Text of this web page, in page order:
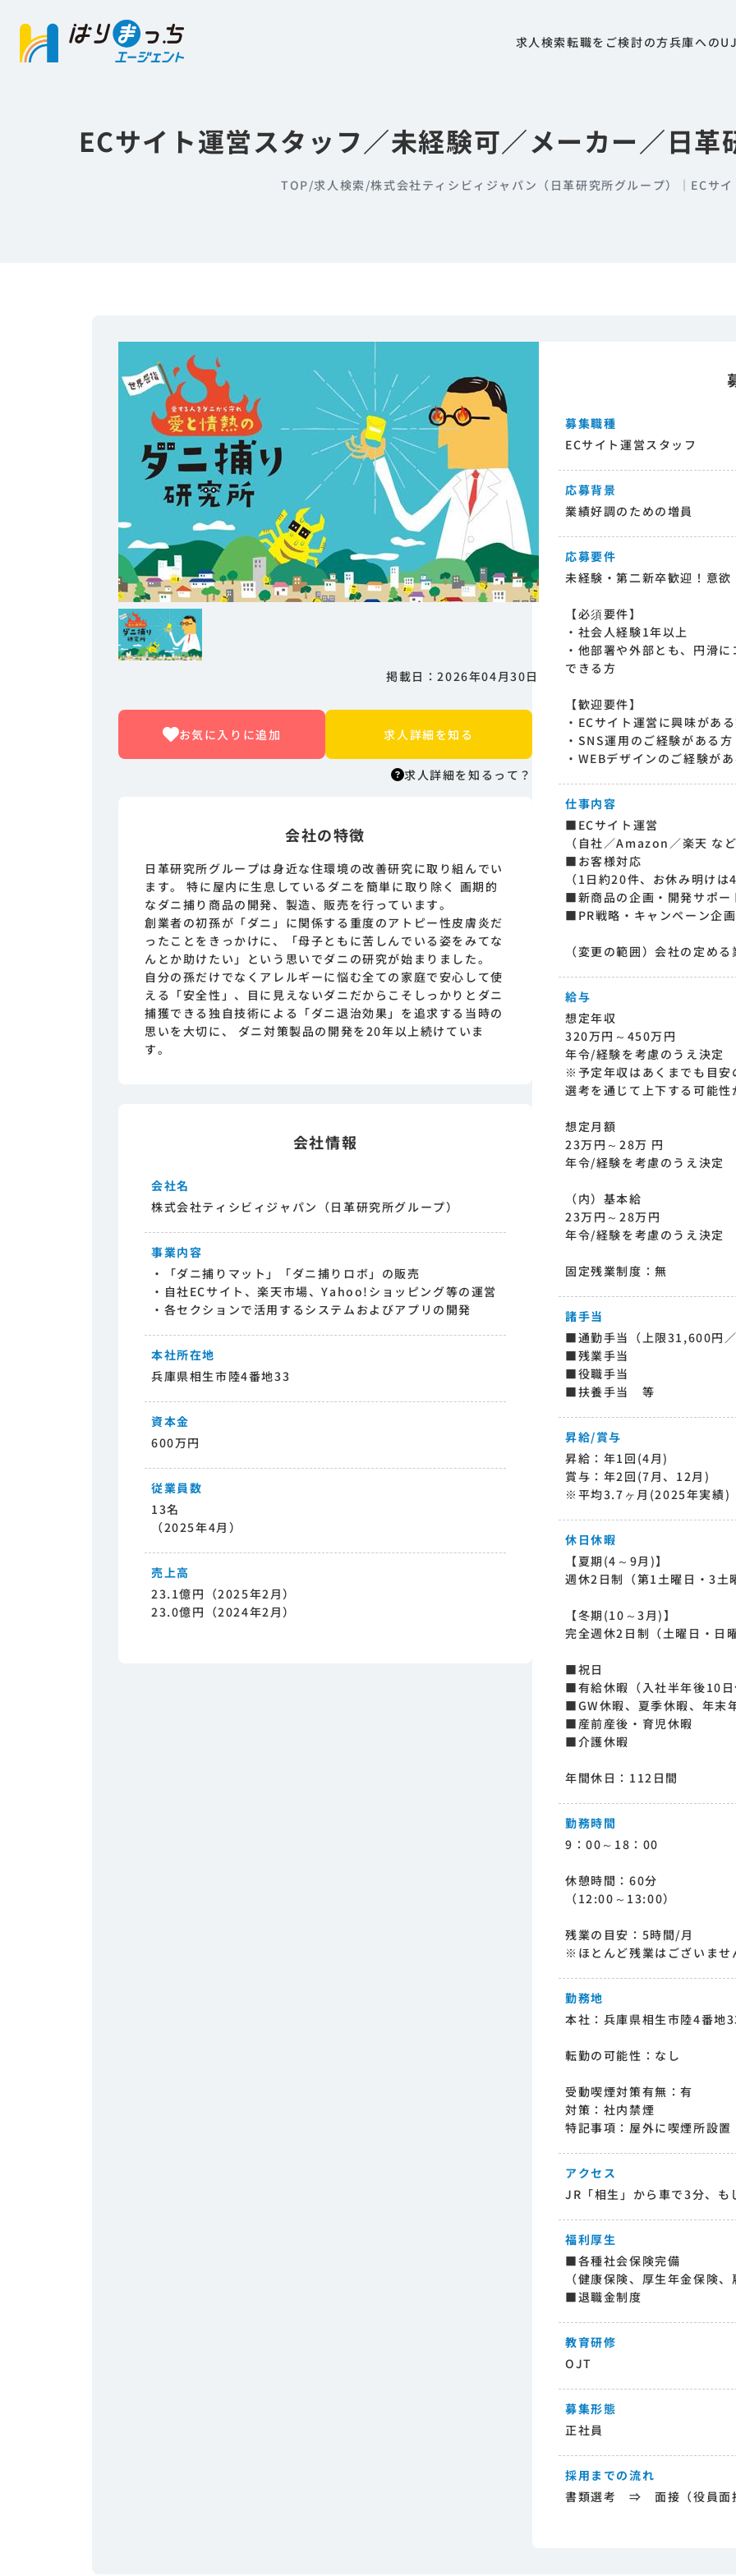
ECサイト運営スタッフ／未経験可／メーカー／日
TOP/求人検索 /株式会社ティシビィジャパン（日革研究所グループ）｜ECサ
求人検索転職をご検討の方兵庫への
掲載日：2026年04月30日
お気に入りに追加 求人詳細を知る
求人詳細を知るって？
求人詳細を知るって？
はりまっちエージェントはエージェント
型の求人紹介サービスのため、 応募に際
してはまずエージェントとの面談が必要
になります。そのためまずは求人への興
味有無を面談等で確認致します。その後
正式な求人応募へと進んでいただきま
す。
会社の特徴
日革研究所グループは身近な住環境の改善研究に取り組んでい
ます。 特に屋内に生息しているダニを簡単に取り除く 画期的
なダニ捕り商品の開発、製造、販売を行っています。
創業者の初孫が「ダニ」に関係する重度のアトピー性皮膚炎だ
ったことをきっかけに、「母子ともに苦しんでいる姿をみてな
んとか助けたい」という思いでダニの研究が始まりました。
自分の孫だけでなくアレルギーに悩む全ての家庭で安心して使
える「安全性」、目に見えないダニだからこそしっかりとダニ
捕獲できる独自技術による「ダニ退治効果」を追求する当時の
思いを大切に、 ダニ対策製品の開発を20年以上続けていま
す。
会社情報
会社名
株式会社ティシビィジャパン（日革研究所グループ）
事業内容
・「ダニ捕りマット」「ダニ捕りロボ」の販売
・自社ECサイト、楽天市場、Yahoo!ショッピング等の運営
・各セクションで活用するシステムおよびアプリの開発
本社所在地
兵庫県相生市陸4番地33
資本金
600万円
従業員数
13名
（2025年4月）
売上高
23.1億円（2025年2月）
23.0億円（2024年2月）
募集職種
ECサイト運営スタッフ
応募背景
業績好調のための増員
応募要件
未経験・第二新卒歓迎！意
【必須要件】
・社会人経験1年以上
・他部署や外部とも、円滑
できる方
【歓迎要件】
・ECサイト運営に興味があ
・SNS運用のご経験がある方
・WEBデザインのご経験が
仕事内容
■ECサイト運営
（自社／Amazon／楽天 な
■お客様対応
（1日約20件、お休み明け
■新商品の企画・開発サポー
■PR戦略・キャンペーン企画
（変更の範囲）会社の定める
給与
想定年収
320万円～450万円
年令/経験を考慮のうえ決定
※予定年収はあくまでも目安
選考を通じて上下する可能
想定月額
23万円～28万 円
年令/経験を考慮のうえ決定
（内）基本給
23万円～28万円
年令/経験を考慮のうえ決定
固定残業制度：無
諸手当
■通勤手当（上限31,600円
■残業手当
■役職手当
■扶養手当 等
昇給/賞与
昇給：年1回(4月)
賞与：年2回(7月、12月)
※平均3.7ヶ月(2025年実績)
休日休暇
【夏期(4～9月)】
週休2日制（第1土曜日・3土
【冬期(10～3月)】
完全週休2日制（土曜日・日
■祝日
■有給休暇（入社半年後10
■GW休暇、夏季休暇、年末
■産前産後・育児休暇
■介護休暇
年間休日：112日間
勤務時間
9：00～18：00
休憩時間：60分
（12:00～13:00）
残業の目安：5時間/月
※ほとんど残業はございませ
勤務地
本社：兵庫県相生市陸4番地
転勤の可能性：なし
受動喫煙対策有無：有
対策：社内禁煙
特記事項：屋外に喫煙所設置
アクセス
JR「相生」から車で3分、も
福利厚生
■各種社会保険完備
（健康保険、厚生年金保険
■退職金制度
教育研修
OJT
募集形態
正社員
採用までの流れ
書類選考 ⇒ 面接（役員